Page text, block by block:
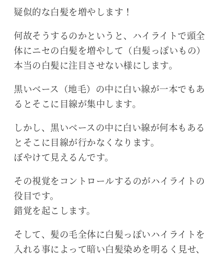
疑似的な白髪を増やします！
何故そうするのかというと、ハイライトで頭全
体にニセの白髪を増やして（白髪っぽいもの）
本当の白髪に注目させない様にします。
黒いベース（地毛）の中に白い線が一本でもあ
るとそこに目線が集中します。
しかし、黒いベースの中に白い線が何本もある
とそこに目線が行かなくなります。
ぼやけて見えるんです。
その視覚をコントロールするのがハイライトの
役目です。
錯覚を起こします。
そして、髪の毛全体に白髪っぽいハイライトを
入れる事によって暗い白髪染めを明るく見せ、